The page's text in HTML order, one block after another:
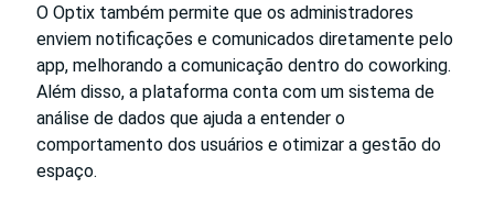
O Optix também permite que os administradores
enviem notificações e comunicados diretamente pelo
app, melhorando a comunicação dentro do coworking.
Além disso, a plataforma conta com um sistema de
análise de dados que ajuda a entender o
comportamento dos usuários e otimizar a gestão do
espaço.